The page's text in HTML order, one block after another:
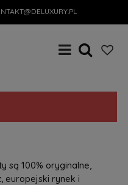
są 100% oryginalne,
europejski rynek i